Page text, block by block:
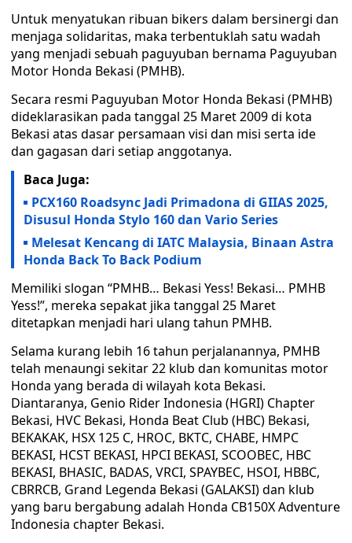
Untuk menyatukan ribuan bikers dalam bersinergi dan
menjaga solidaritas, maka terbentuklah satu wadah
yang menjadi sebuah paguyuban bernama Paguyuban
Motor Honda Bekasi (PMHB).
Secara resmi Paguyuban Motor Honda Bekasi (PMHB)
dideklarasikan pada tanggal 25 Maret 2009 di kota
Bekasi atas dasar persamaan visi dan misi serta ide
dan gagasan dari setiap anggotanya.
Baca Juga:
PCX160 Roadsync Jadi Primadona di GIIAS 2025,
Disusul Honda Stylo 160 dan Vario Series
Melesat Kencang di IATC Malaysia, Binaan Astra
Honda Back To Back Podium
Memiliki slogan “PMHB… Bekasi Yess! Bekasi… PMHB
Yess!”, mereka sepakat jika tanggal 25 Maret
ditetapkan menjadi hari ulang tahun PMHB.
Selama kurang lebih 16 tahun perjalanannya, PMHB
telah menaungi sekitar 22 klub dan komunitas motor
Honda yang berada di wilayah kota Bekasi.
Diantaranya, Genio Rider Indonesia (HGRI) Chapter
Bekasi, HVC Bekasi, Honda Beat Club (HBC) Bekasi,
BEKAKAK, HSX 125 C, HROC, BKTC, CHABE, HMPC
BEKASI, HCST BEKASI, HPCI BEKASI, SCOOBEC, HBC
BEKASI, BHASIC, BADAS, VRCI, SPAYBEC, HSOI, HBBC,
CBRRCB, Grand Legenda Bekasi (GALAKSI) dan klub
yang baru bergabung adalah Honda CB150X Adventure
Indonesia chapter Bekasi.